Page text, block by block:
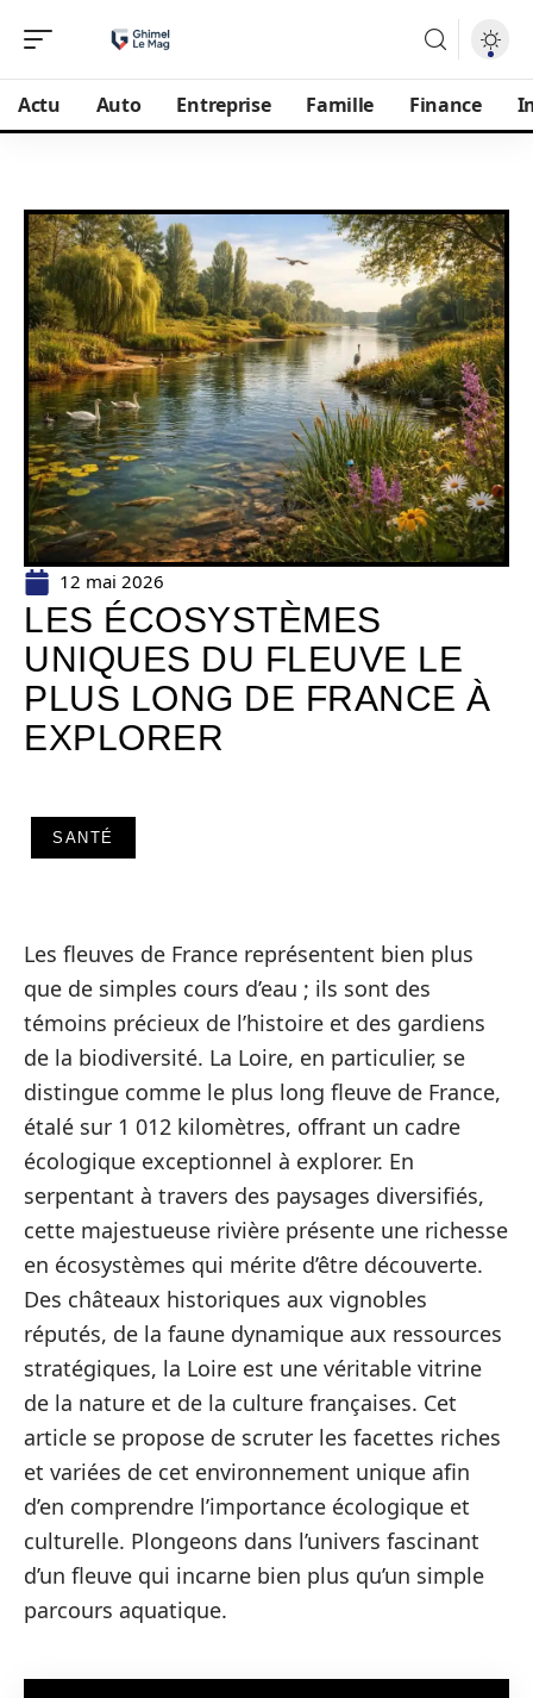
Actu Auto Entreprise Famille Finance
12 mai 2026
LES ÉCOSYSTÈMES
UNIQUES DU FLEUVE LE
PLUS LONG DE FRANCE À
EXPLORER
SANTÉ
Les fleuves de France représentent bien plus
que de simples cours d’eau ; ils sont des
témoins précieux de l’histoire et des gardiens
de la biodiversité. La Loire, en particulier, se
distingue comme le plus long fleuve de France,
étalé sur 1 012 kilomètres, offrant un cadre
écologique exceptionnel à explorer. En
serpentant à travers des paysages diversifiés,
cette majestueuse rivière présente une richesse
en écosystèmes qui mérite d’être découverte.
Des châteaux historiques aux vignobles
réputés, de la faune dynamique aux ressources
stratégiques, la Loire est une véritable vitrine
de la nature et de la culture françaises. Cet
article se propose de scruter les facettes riches
et variées de cet environnement unique afin
d’en comprendre l’importance écologique et
culturelle. Plongeons dans l’univers fascinant
d’un fleuve qui incarne bien plus qu’un simple
parcours aquatique.